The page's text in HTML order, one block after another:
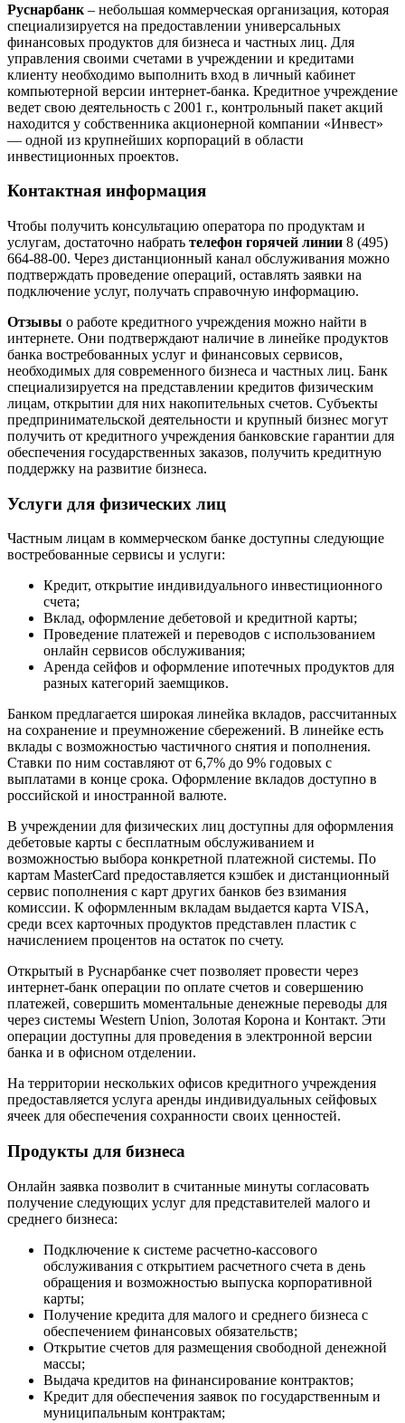
Руснарбанк – небольшая коммерческая организация, которая
специализируется на предоставлении универсальных
финансовых продуктов для бизнеса и частных лиц. Для
управления своими счетами в учреждении и кредитами
клиенту необходимо выполнить вход в личный кабинет
компьютерной версии интернет-банка. Кредитное учреждение
ведет свою деятельность с 2001 г., контрольный пакет акций
находится у собственника акционерной компании «Инвест»
— одной из крупнейших корпораций в области
инвестиционных проектов.
Контактная информация
Чтобы получить консультацию оператора по продуктам и
услугам, достаточно набрать телефон горячей линии 8 (495)
664-88-00. Через дистанционный канал обслуживания можно
подтверждать проведение операций, оставлять заявки на
подключение услуг, получать справочную информацию.
Отзывы о работе кредитного учреждения можно найти в
интернете. Они подтверждают наличие в линейке продуктов
банка востребованных услуг и финансовых сервисов,
необходимых для современного бизнеса и частных лиц. Банк
специализируется на представлении кредитов физическим
лицам, открытии для них накопительных счетов. Субъекты
предпринимательской деятельности и крупный бизнес могут
получить от кредитного учреждения банковские гарантии для
обеспечения государственных заказов, получить кредитную
поддержку на развитие бизнеса.
Услуги для физических лиц
Частным лицам в коммерческом банке доступны следующие
востребованные сервисы и услуги:
Кредит, открытие индивидуального инвестиционного
счета;
Вклад, оформление дебетовой и кредитной карты;
Проведение платежей и переводов с использованием
онлайн сервисов обслуживания;
Аренда сейфов и оформление ипотечных продуктов для
разных категорий заемщиков.
Банком предлагается широкая линейка вкладов, рассчитанных
на сохранение и преумножение сбережений. В линейке есть
вклады с возможностью частичного снятия и пополнения.
Ставки по ним составляют от 6,7% до 9% годовых с
выплатами в конце срока. Оформление вкладов доступно в
российской и иностранной валюте.
В учреждении для физических лиц доступны для оформления
дебетовые карты с бесплатным обслуживанием и
возможностью выбора конкретной платежной системы. По
картам MasterCard предоставляется кэшбек и дистанционный
сервис пополнения с карт других банков без взимания
комиссии. К оформленным вкладам выдается карта VISA,
среди всех карточных продуктов представлен пластик с
начислением процентов на остаток по счету.
Открытый в Руснарбанке счет позволяет провести через
интернет-банк операции по оплате счетов и совершению
платежей, совершить моментальные денежные переводы для
через системы Western Union, Золотая Корона и Контакт. Эти
операции доступны для проведения в электронной версии
банка и в офисном отделении.
На территории нескольких офисов кредитного учреждения
предоставляется услуга аренды индивидуальных сейфовых
ячеек для обеспечения сохранности своих ценностей.
Продукты для бизнеса
Онлайн заявка позволит в считанные минуты согласовать
получение следующих услуг для представителей малого и
среднего бизнеса:
Подключение к системе расчетно-кассового
обслуживания с открытием расчетного счета в день
обращения и возможностью выпуска корпоративной
карты;
Получение кредита для малого и среднего бизнеса с
обеспечением финансовых обязательств;
Открытие счетов для размещения свободной денежной
массы;
Выдача кредитов на финансирование контрактов;
Кредит для обеспечения заявок по государственным и
муниципальным контрактам;